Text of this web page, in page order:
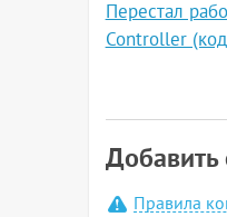
Перестал
Controller
Добавить
Правила